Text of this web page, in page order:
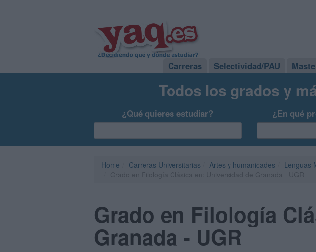
Carreras Selectividad/PAU
Todos los grados y
¿Qué quieres estudiar? ¿En qué
Home Carreras Universitarias Artes y humanidades
Lenguas
Grado en Filología
Granada - UGR